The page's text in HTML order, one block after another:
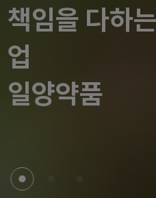
책임을 다하는
업
일양약품